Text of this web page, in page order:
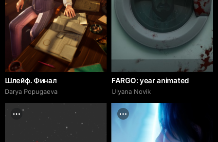
Шлейф. Финал
Darya Popugaeva
FARGO: year animated
Ulyana Novik